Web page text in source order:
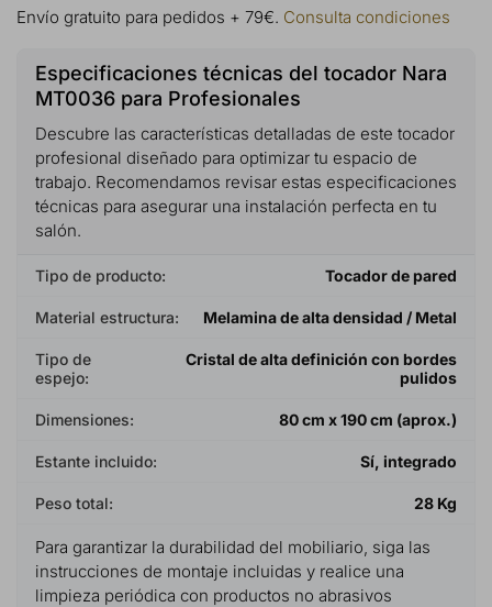
Envío gratuito para pedidos + 79€. Consulta condiciones
Especificaciones técnicas del tocador Nara
MT0036 para Profesionales
Descubre las características detalladas de este tocador
profesional diseñado para optimizar tu espacio de
trabajo. Recomendamos revisar estas especificaciones
técnicas para asegurar una instalación perfecta en tu
salón.
Tipo de producto: Tocador de pared
Material estructura: Melamina de alta densidad / Metal
Tipo de
espejo:
Cristal de alta definición con bordes
pulidos
Dimensiones: 80 cm x 190 cm (aprox.)
Estante incluido: Sí, integrado
Peso total: 28 Kg
Para garantizar la durabilidad del mobiliario, siga las
instrucciones de montaje incluidas y realice una
limpieza periódica con productos no abrasivos